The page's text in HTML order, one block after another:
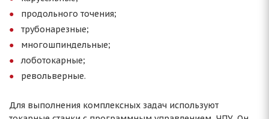
продольного точения;
трубонарезные;
многошпиндельные;
лоботокарные;
револьверные.
Для выполнения комплексных задач используют